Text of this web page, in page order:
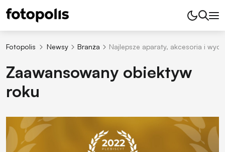
Fotopolis Newsy Branża Najlepsze aparaty, akcesoria i
Zaawansowany obiektyw
roku